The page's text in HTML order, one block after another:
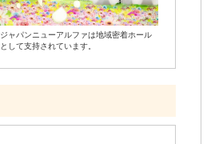
ジャパンニューアルファは地域密着ホール
として支持されています。